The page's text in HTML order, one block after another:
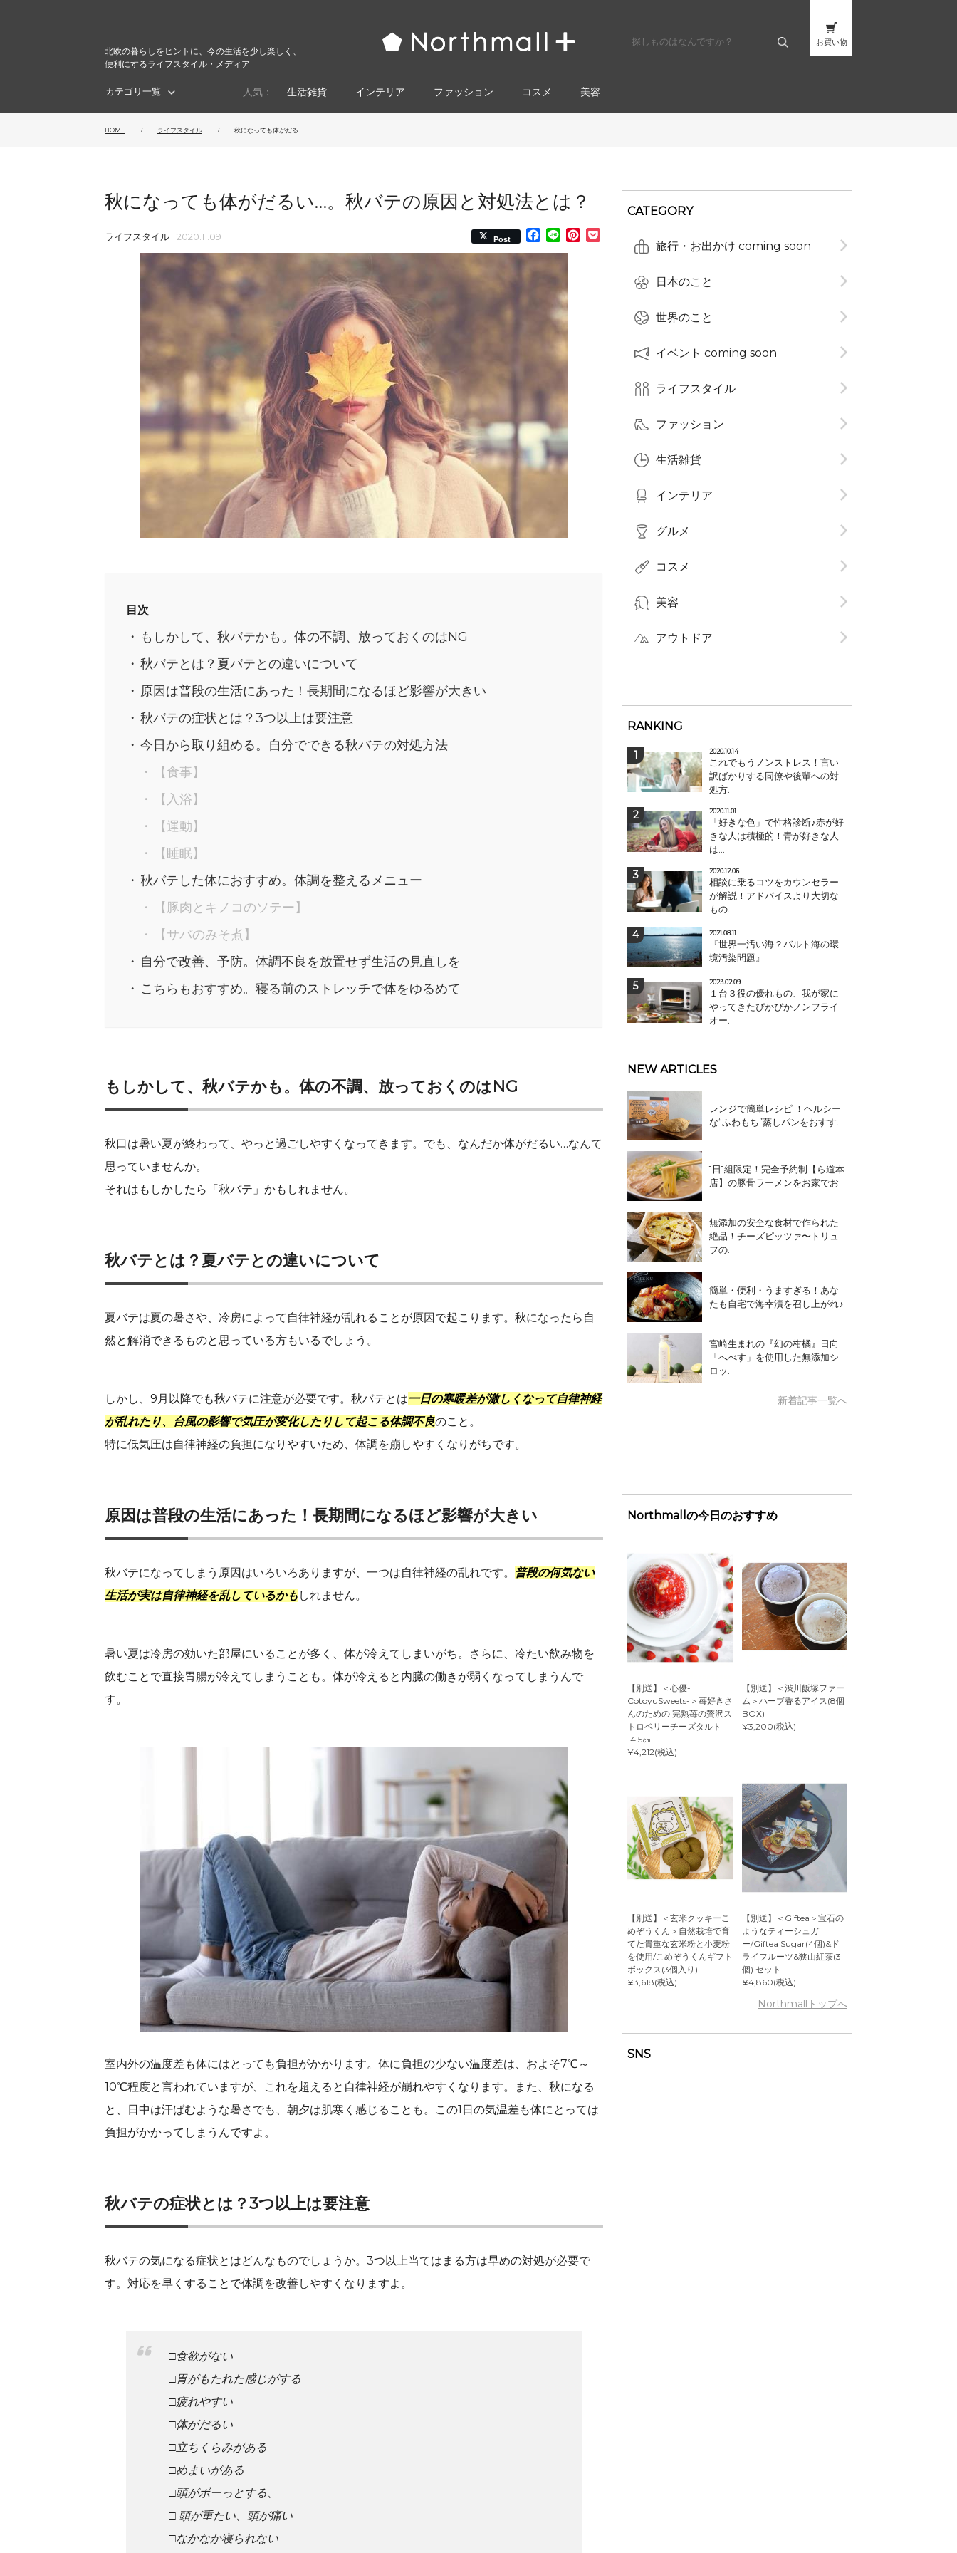
北欧の暮らしをヒントに、今の生活を少し楽しく、
便利にするライフスタイル・メディア
お買い物
カテゴリ一覧 人気： 生活雑貨 インテリア ファッション コスメ​ 美容
HOME ライフスタイル 秋になっても体がだる...
秋になっても体がだるい…。秋バテの原因と対処法とは？
ライフスタイル 2020.11.09 Post Facebook
Line Pinterest
目次
もしかして、秋バテかも。体の不調、放っておくのはNG
秋バテとは？夏バテとの違いについて
原因は普段の生活にあった！長期間になるほど影響が大きい
秋バテの症状とは？3つ以上は要注意
今日から取り組める。自分でできる秋バテの対処方法
【食事】
【入浴】
【運動】
【睡眠】
秋バテした体におすすめ。体調を整えるメニュー
【豚肉とキノコのソテー】
【サバのみそ煮】
自分で改善、予防。体調不良を放置せず生活の見直しを
こちらもおすすめ。寝る前のストレッチで体をゆるめて
もしかして、秋バテかも。体の不調、放っておくのはNG
秋口は暑い夏が終わって、やっと過ごしやすくなってきます。でも、なんだか体がだるい…なんて
思っていませんか。
それはもしかしたら「秋バテ」かもしれません。
秋バテとは？夏バテとの違いについて
夏バテは夏の暑さや、冷房によって自律神経が乱れることが原因で起こります。秋になったら自
然と解消できるものと思っている方もいるでしょう。
しかし、9月以降でも秋バテに注意が必要です。秋バテとは一日の寒暖差が激しくなって自律神経
が乱れたり、台風の影響で気圧が変化したりして起こる体調不良のこと。
特に低気圧は自律神経の負担になりやすいため、体調を崩しやすくなりがちです。
原因は普段の生活にあった！長期間になるほど影響が大きい
秋バテになってしまう原因はいろいろありますが、一つは自律神経の乱れです。 普段の何気ない
生活が実は自律神経を乱しているかも しれません。
暑い夏は冷房の効いた部屋にいることが多く、体が冷えてしまいがち。さらに、冷たい飲み物を
飲むことで直接胃腸が冷えてしまうことも。体が冷えると内臓の働きが弱くなってしまうんで
す。
室内外の温度差も体にはとっても負担がかかります。体に負担の少ない温度差は、およそ7℃～
10℃程度と言われていますが、これを超えると自律神経が崩れやすくなります。また、秋になる
と、日中は汗ばむような暑さでも、朝夕は肌寒く感じることも。この1日の気温差も体にとっては
負担がかかってしまうんですよ。
秋バテの症状とは？3つ以上は要注意
秋バテの気になる症状とはどんなものでしょうか。3つ以上当てはまる方は早めの対処が必要で
す。対応を早くすることで体調を改善しやすくなりますよ。
□食欲がない
□胃がもたれた感じがする
□疲れやすい
□体がだるい
□立ちくらみがある
□めまいがある
□頭がボーっとする、
□ 頭が重たい、頭が痛い
□なかなか寝られない
CATEGORY
旅行・お出かけ coming soon
日本のこと
世界のこと
イベント coming soon
ライフスタイル
ファッション
生活雑貨
インテリア
グルメ
コスメ​
美容
アウトドア
RANKING
2020.10.14
これでもうノンストレス！言い
訳ばかりする同僚や後輩への対
処方...
2020.11.01
「好きな色」で性格診断♪赤が好
きな人は積極的！青が好きな人
は...
2020.12.06
相談に乗るコツをカウンセラー
が解説！アドバイスより大切な
もの...
2021.08.11
『世界一汚い海？バルト海の環
境汚染問題』
2023.02.09
１台３役の優れもの、我が家に
やってきたぴかぴかノンフライ
オー...
NEW ARTICLES
レンジで簡単レシピ ！ヘルシー
な“ふわもち”蒸しパンをおすす...
1日1組限定！完全予約制【ら道本
店】の豚骨ラーメンをお家でお...
無添加の安全な食材で作られた
絶品！チーズピッツァ〜トリュ
フの...
簡単・便利・うますぎる！あな
たも自宅で海幸漬を召し上がれ♪
宮崎生まれの『幻の柑橘』日向
「へべす」を使用した無添加シ
ロッ...
新着記事一覧へ
Northmallの今日のおすすめ
【別送】＜心優-
CotoyuSweets-＞苺好きさ
んのための 完熟苺の贅沢ス
トロベリーチーズタルト
14.5㎝
¥4,212(税込)
【別送】＜渋川飯塚ファー
ム＞ハーブ香るアイス(8個
BOX)
¥3,200(税込)
【別送】＜玄米クッキーこ
めぞうくん＞自然栽培で育
てた貴重な玄米粉と小麦粉
を使用/こめぞうくんギフト
ボックス(3個入り)
¥3,618(税込)
【別送】＜Giftea＞宝石の
ようなティーシュガ
ー/Giftea Sugar(4個)&ド
ライフルーツ&狭山紅茶(3
個) セット
¥4,860(税込)
Northmallトップへ
SNS